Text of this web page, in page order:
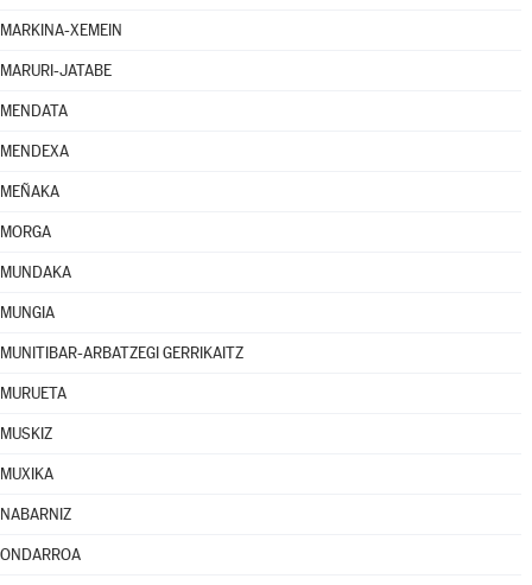
MARKINA-XEMEIN
MARURI-JATABE
MENDATA
MENDEXA
MEÑAKA
MORGA
MUNDAKA
MUNGIA
MUNITIBAR-ARBATZEGI GERRIKAITZ
MURUETA
MUSKIZ
MUXIKA
NABARNIZ
ONDARROA